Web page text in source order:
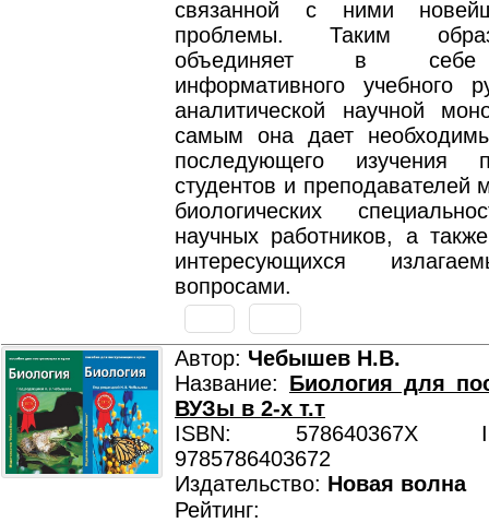
связанной с ними
проблемы. Таким
объединяет в себе
информативного учебного
аналитической научной
самым она дает
последующего изучения
студентов и преподавателей
биологических
научных работников, а
интересующихся
вопросами.
Автор: Чебышев Н.В.
Название: Биология для
ВУЗы в 2-х т.т
ISBN: 578640367X
9785786403672
Издательство: Новая волна
Рейтинг: